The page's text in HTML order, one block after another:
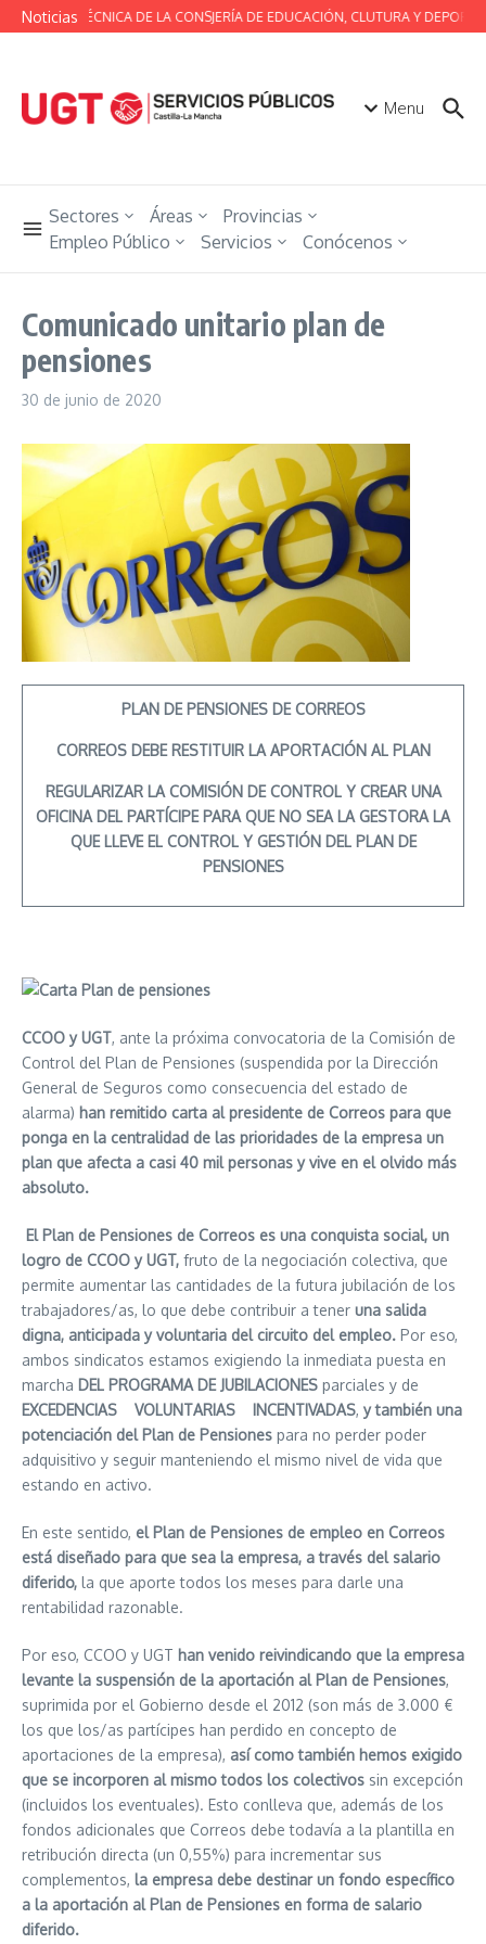
Saltar al contenido
Noticias
MESA TÉCNICA DE LA CONSJERÍA DE EDUCACIÓN, CLUTURA Y
Menu
Sectores Áreas
Provincias
Empleo Público
Servicios Conócenos
Comunicado unitario plan de
pensiones
30 de junio de 2020
PLAN DE PENSIONES DE CORREOS
CORREOS DEBE RESTITUIR LA APORTACIÓN AL PLAN
REGULARIZAR LA COMISIÓN DE CONTROL Y CREAR UNA
OFICINA DEL PARTÍCIPE PARA QUE NO SEA LA GESTORA LA
QUE LLEVE EL CONTROL Y GESTIÓN DEL PLAN DE
PENSIONES
CCOO y UGT, ante la próxima convocatoria de la Comisión de
Control del Plan de Pensiones (suspendida por la Dirección
General de Seguros como consecuencia del estado de
alarma) han remitido carta al presidente de Correos para que
ponga en la centralidad de las prioridades de la empresa un
plan que afecta a casi 40 mil personas y vive en el olvido más
absoluto.
El Plan de Pensiones de Correos es una conquista social, un
logro de CCOO y UGT, fruto de la negociación colectiva, que
permite aumentar las cantidades de la futura jubilación de los
trabajadores/as, lo que debe contribuir a tener una salida
digna, anticipada y voluntaria del circuito del empleo. Por eso,
ambos sindicatos estamos exigiendo la inmediata puesta en
marcha DEL PROGRAMA DE JUBILACIONES parciales y de
EXCEDENCIAS VOLUNTARIAS INCENTIVADAS, y también una
potenciación del Plan de Pensiones para no perder poder
adquisitivo y seguir manteniendo el mismo nivel de vida que
estando en activo.
En este sentido, el Plan de Pensiones de empleo en Correos
está diseñado para que sea la empresa, a través del salario
diferido, la que aporte todos los meses para darle una
rentabilidad razonable.
Por eso, CCOO y UGT han venido reivindicando que la empresa
levante la suspensión de la aportación al Plan de Pensiones,
suprimida por el Gobierno desde el 2012 (son más de 3.000 €
los que los/as partícipes han perdido en concepto de
aportaciones de la empresa), así como también hemos exigido
que se incorporen al mismo todos los colectivos sin excepción
(incluidos los eventuales). Esto conlleva que, además de los
fondos adicionales que Correos debe todavía a la plantilla en
retribución directa (un 0,55%) para incrementar sus
complementos, la empresa debe destinar un fondo específico
a la aportación al Plan de Pensiones en forma de salario
diferido.